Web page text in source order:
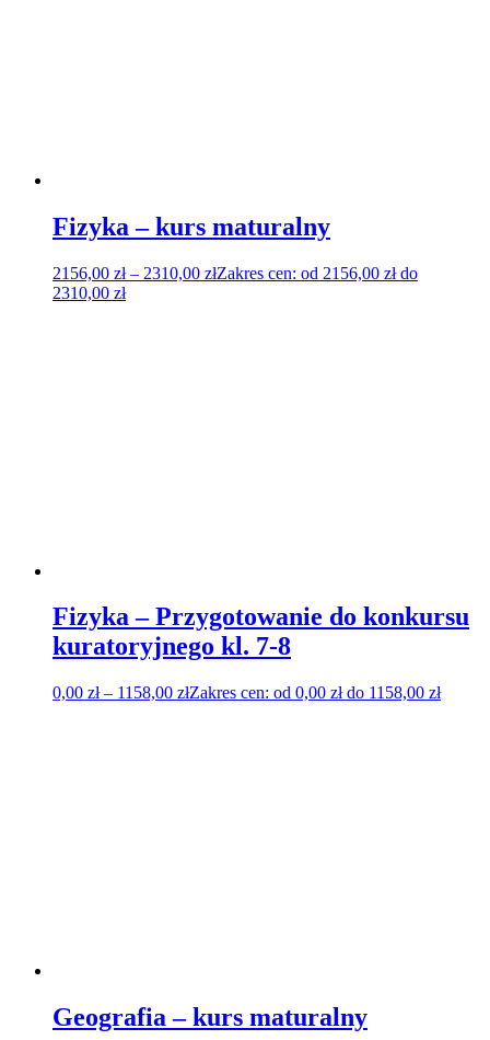
Fizyka – kurs maturalny
2156,00 zł – 2310,00 złZakres cen: od 2156,00 zł do
2310,00 zł
Fizyka – Przygotowanie do konkursu
kuratoryjnego kl. 7-8
0,00 zł – 1158,00 złZakres cen: od 0,00 zł do 1158,00 zł
Geografia – kurs maturalny